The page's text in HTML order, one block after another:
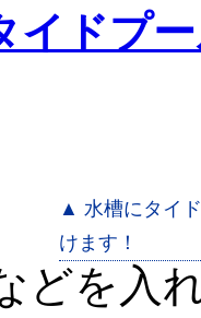
イドプ
▲ 水槽にタイ
けます！
どを入